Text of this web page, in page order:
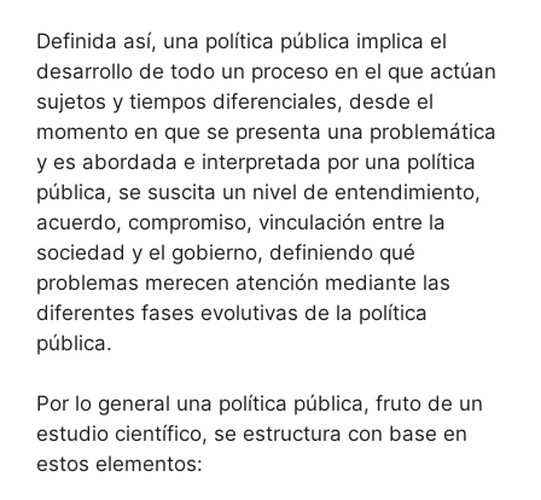
Definida así, una política pública implica el
desarrollo de todo un proceso en el que actúan
sujetos y tiempos diferenciales, desde el
momento en que se presenta una problemática
y es abordada e interpretada por una política
pública, se suscita un nivel de entendimiento,
acuerdo, compromiso, vinculación entre la
sociedad y el gobierno, definiendo qué
problemas merecen atención mediante las
diferentes fases evolutivas de la política
pública.
Por lo general una política pública, fruto de un
estudio científico, se estructura con base en
estos elementos: